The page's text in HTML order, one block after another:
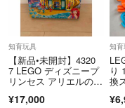
基本的には必要パーツを
品未使用という形をとら
基本的に箱ごとと書いて
りますのでご了承ください
知育玩具
【新品•未開封】4320
7 LEGO ディズニープ
リンセス アリエルの海
¥17,000
知
り
換